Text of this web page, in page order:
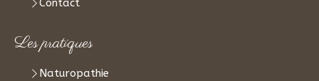
Contact
Les pratiques
Naturopathie